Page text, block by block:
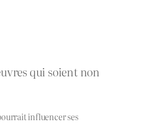
qui soient non
influencer ses